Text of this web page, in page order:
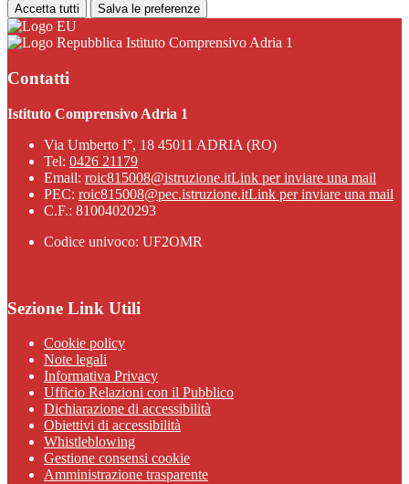
Accetta tutti Salva le preferenze
Istituto Comprensivo Adria 1
Contatti
Istituto Comprensivo Adria 1
Via Umberto I°, 18 45011 ADRIA (RO)
Tel: 0426 21179
Email: roic815008@istruzione.itLink per inviare una mail
PEC: roic815008@pec.istruzione.itLink per inviare una mail
C.F.: 81004020293
Codice univoco: UF2OMR
Sezione Link Utili
Cookie policy
Note legali
Informativa Privacy
Ufficio Relazioni con il Pubblico
Dichiarazione di accessibilità
Obiettivi di accessibilità
Whistleblowing
Gestione consensi cookie
Amministrazione trasparente